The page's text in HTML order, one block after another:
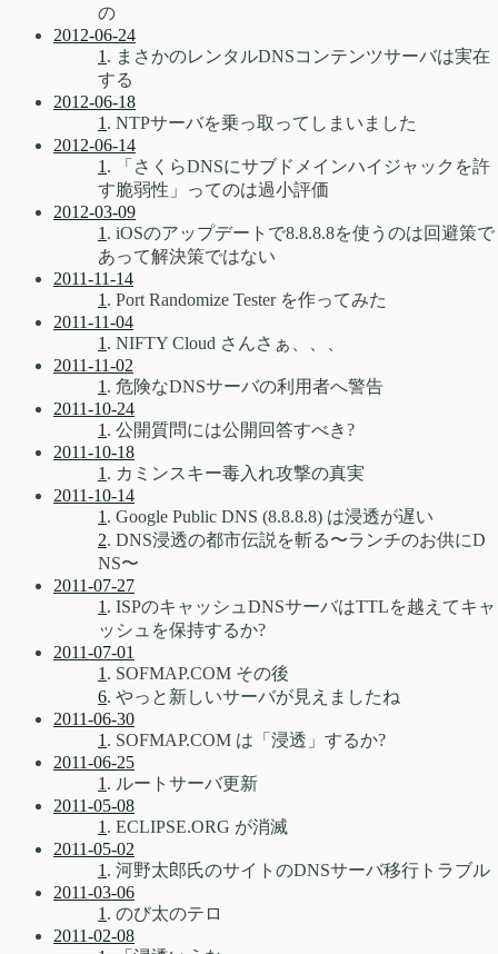
の
2012-06-24
1 . まさかのレンタルDNSコンテンツサーバは実在
する
2012-06-18
1 . NTPサーバを乗っ取ってしまいました
2012-06-14
1 . 「さくらDNSにサブドメインハイジャックを許
す脆弱性」ってのは過小評価
2012-03-09
1 . iOSのアップデートで8.8.8.8を使うのは回避策で
あって解決策ではない
2011-11-14
1 . Port Randomize Tester を作ってみた
2011-11-04
1 . NIFTY Cloud さんさぁ、、、
2011-11-02
1 . 危険なDNSサーバの利用者へ警告
2011-10-24
1 . 公開質問には公開回答すべき?
2011-10-18
1 . カミンスキー毒入れ攻撃の真実
2011-10-14
1 . Google Public DNS (8.8.8.8) は浸透が遅い
2. DNS浸透の都市伝説を斬る〜ランチのお供にD
NS〜
2011-07-27
1 . ISPのキャッシュDNSサーバはTTLを越えてキャ
ッシュを保持するか?
2011-07-01
1 . SOFMAP.COM その後
6. やっと新しいサーバが見えましたね
2011-06-30
1 . SOFMAP.COM は「浸透」するか?
2011-06-25
1 . ルートサーバ更新
2011-05-08
1 . ECLIPSE.ORG が消滅
2011-05-02
1 . 河野太郎氏のサイトのDNSサーバ移行トラブル
2011-03-06
1 . のび太のテロ
2011-02-08